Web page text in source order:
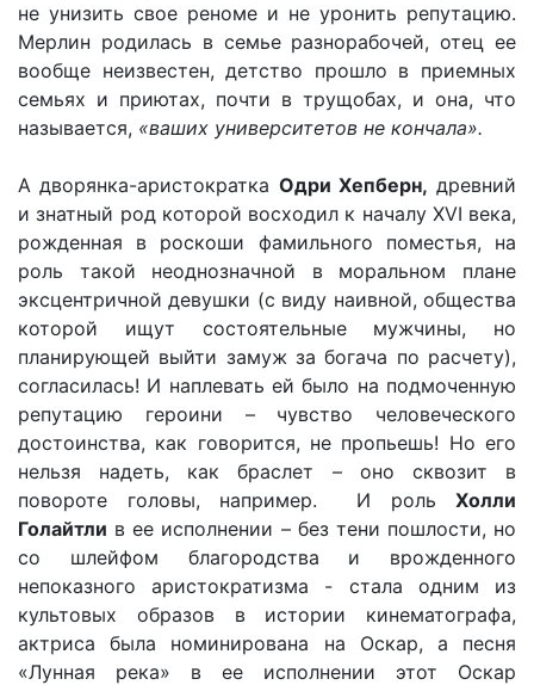
не унизить свое реноме и не уронить репутацию.
Мерлин родилась в семье разнорабочей, отец ее
вообще неизвестен, детство прошло в приемных
семьях и приютах, почти в трущобах, и она, что
называется, «ваших университетов не кончала».
А дворянка-аристократка Одри Хепберн, древний
и знатный род которой восходил к началу XVI века,
рожденная в роскоши фамильного поместья, на
роль такой неоднозначной в моральном плане
эксцентричной девушки (с виду наивной, общества
которой ищут состоятельные мужчины, но
планирующей выйти замуж за богача по расчету),
согласилась! И наплевать ей было на подмоченную
репутацию героини – чувство человеческого
достоинства, как говорится, не пропьешь! Но его
нельзя надеть, как браслет – оно сквозит в
повороте головы, например. И роль Холли
Голайтли в ее исполнении – без тени пошлости, но
со шлейфом благородства и врожденного
непоказного аристократизма - стала одним из
культовых образов в истории кинематографа,
актриса была номинирована на Оскар, а песня
«Лунная река» в ее исполнении этот Оскар